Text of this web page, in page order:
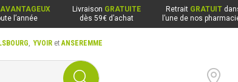
l’année
Livraison GRATUITE
dès 59€ d’achat
Retrait GRATUIT
l’une de nos
,YVOIRetANSEREMME